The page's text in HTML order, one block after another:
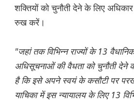
शक्तियों को चुनौती देने के लिए अधिकार
रुख करें।
"जहां तक ​​विभिन्न राज्यों के 13
अधिसूचनाओं की वैधता को चुनौती देने
है कि इसे अपने स्वयं के कसौटी पर
याचिका में इस न्यायालय के लिए 13